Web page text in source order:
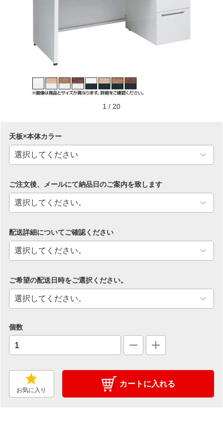
1 / 20
天板×本体カラー
ご注文後、メールにて納品日のご案内を致します
配送詳細についてご確認ください
ご希望の配送日時をご選択ください。
個数
お気に入り
カートに入れる